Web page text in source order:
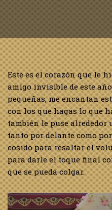
Este es el corazón que le
amigo invisible de este
pequeñas, me encantan
con los que hagas lo que
también le puse alrededor
tanto por delante como
cosido para resaltar el
para darle el toque final
que se pueda colgar.